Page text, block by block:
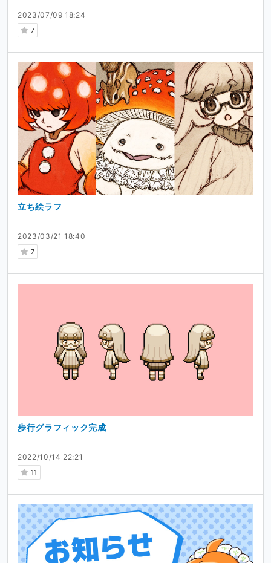
2023/07/09 18:24
7
2023/03/21 18:40
7
立ち絵ラフ
2022/10/14 22:21
11
歩行グラフィック完成